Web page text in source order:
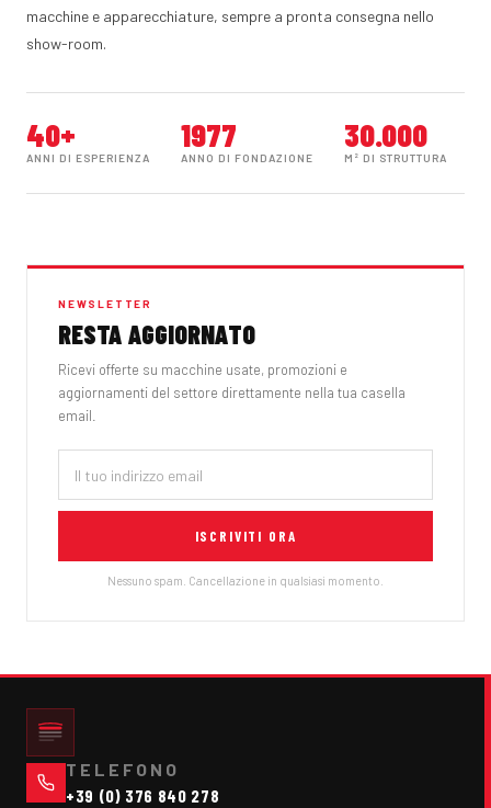
macchine e apparecchiature, sempre a pronta consegna nello
show-room.
40+
ANNI DI ESPERIENZA
1977
ANNO DI FONDAZIONE
30.000
M² DI STRUTTURA
NEWSLETTER
RESTA AGGIORNATO
Ricevi offerte su macchine usate, promozioni e
aggiornamenti del settore direttamente nella tua casella
email.
ISCRIVITI ORA
Nessuno spam. Cancellazione in qualsiasi momento.
TELEFONO
+39 (0) 376 840 278